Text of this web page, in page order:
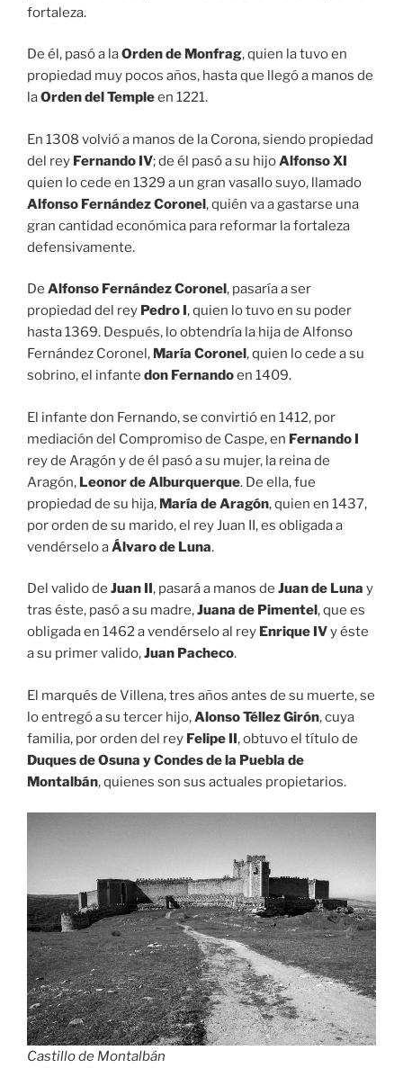
fortaleza.
De él, pasó a laOrden de Monfrag, quien la tuvo en
propiedad muy pocos años, hasta que llegó a manos de
laOrden del Templeen 1221.
En 1308 volvió a manos de la Corona, siendo propiedad
del rey Fernando IV; de él pasó a su hijoAlfonso XI
quien lo cede en 1329 a un gran vasallo suyo, llamado
Alfonso Fernández Coronel, quién va a gastarse una
gran cantidad económica para reformar la fortaleza
defensivamente.
De Alfonso Fernández Coronel, pasaría a ser
propiedad del rey Pedro I, quien lo tuvo en su poder
hasta 1369. Después, lo obtendría la hija de Alfonso
Fernández Coronel, María Coronel, quien lo cede a su
sobrino, el infante don Fernandoen 1409.
El infante don Fernando, se convirtió en 1412, por
mediación del Compromiso de Caspe, en Fernando I
rey de Aragón y de él pasó a su mujer, la reina de
Aragón, Leonor de Alburquerque. De ella, fue
propiedad de su hija, María de Aragón, quien en 1437,
por orden de su marido, el rey Juan II, es obligada a
vendérselo aÁlvaro de Luna.
Del valido de Juan II, pasará a manos de Juan de Luna y
tras éste, pasó a su madre,Juana de Pimentel, que es
obligada en 1462 a vendérselo al rey Enrique IVy éste
a su primer valido,Juan Pacheco.
El marqués de Villena, tres años antes de su muerte, se
lo entregó a su tercer hijo,Alonso Téllez Girón, cuya
familia, por orden del rey Felipe II, obtuvo el título de
Duques de Osuna y Condes de la Puebla de
Montalbán, quienes son sus actuales propietarios.
Castillo de Montalbán